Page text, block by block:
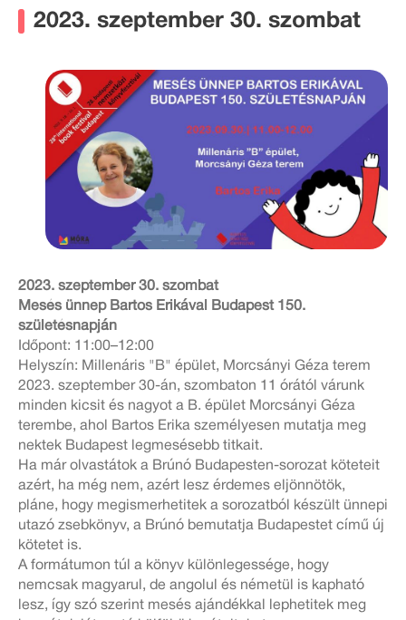
2023. szeptember 30. szombat
2023. szeptember 30. szombat
Mesés ünnep Bartos Erikával Budapest 150.
születésnapján
Időpont: 11:00–12:00
Helyszín: Millenáris "B" épület, Morcsányi Géza terem
2023. szeptember 30-án, szombaton 11 órától várunk
minden kicsit és nagyot a B. épület Morcsányi Géza
terembe, ahol Bartos Erika személyesen mutatja meg
nektek Budapest legmesésebb titkait.
Ha már olvastátok a Brúnó Budapesten-sorozat köteteit
azért, ha még nem, azért lesz érdemes eljönnötök,
pláne, hogy megismerhetitek a sorozatból készült ünnepi
utazó zsebkönyv, a Brúnó bemutatja Budapestet című új
kötetet is.
A formátumon túl a könyv különlegessége, hogy
nemcsak magyarul, de angolul és németül is kapható
lesz, így szó szerint mesés ajándékkal lephetitek meg